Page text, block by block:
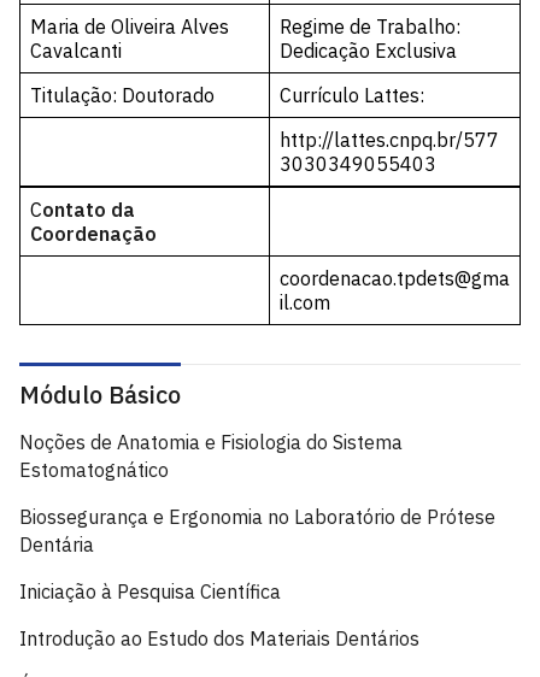
Maria de Oliveira Alves
Cavalcanti
Regime de Trabalho:
Dedicação Exclusiva
Titulação: Doutorado
Currículo Lattes:
http://lattes.cnpq.br/577
3030349055403
Contato da
Coordenação
coordenacao.tpdets@gma
il.com
Módulo Básico
Noções de Anatomia e Fisiologia do Sistema
Estomatognático
Biossegurança e Ergonomia no Laboratório de Prótese
Dentária
Iniciação à Pesquisa Científica
Introdução ao Estudo dos Materiais Dentários